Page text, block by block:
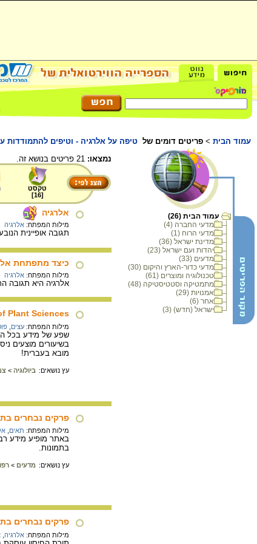
עמוד הבית > פריטים דומים של טיפה על אלרגיה - וטיפים להתמודדות
עמוד הבית (26)
מדעי החברה (4)
מדעי הרוח (1)
מדינת ישראל (36)
יהדות ועם ישראל (23)
מדעים (33)
מדעי כדור-הארץ והיקום (30)
טכנולוגיה ומוצרים (61)
מתמטיקה וסטטיסטיקה (48)
אמנויות (29)
אחר (6)
ישראל (חדש) (3)
נמצאו:
טקסט
[
16
]
אלרגיה
מילות המפתח: אלרגיה
תגובה אופיינית
כיצד מתפתחת
מילות המפתח: אלרגיה
אלרגיה היא תגובה
Plant Sciences
מילות המפתח: עצים
שפע של מידע בכל
בשיעורים מוצעים
מובא בעברית!
עץ נושאים: ביולוגיה >
פרקים נבחרים
מילות המפתח: תאים
באתר מופיע מידע
בתמונות.
עץ נושאים: מדעים >
פרקים נבחרים
מילות המפתח: אלרגיה